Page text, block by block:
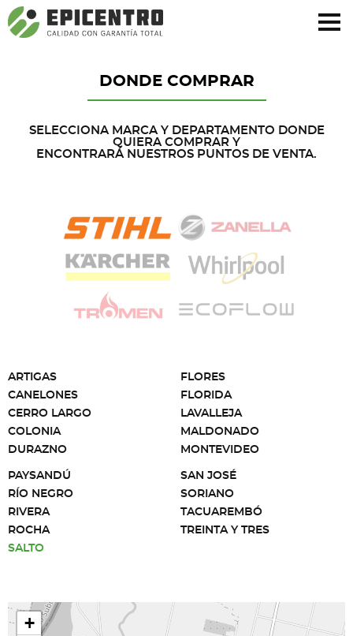
¿Olvidó su contraseña?Regístrese aquí
DONDE COMPRAR
SELECCIONA MARCA Y DEPARTAMENTO DONDE
QUIERA COMPRAR Y
ENCONTRARÁ NUESTROS PUNTOS DE VENTA.
ARTIGAS
CANELONES
CERRO LARGO
COLONIA
DURAZNO
FLORES
FLORIDA
LAVALLEJA
MALDONADO
MONTEVIDEO
PAYSANDÚ
RÍO NEGRO
RIVERA
ROCHA
SALTO
SAN JOSÉ
SORIANO
TACUAREMBÓ
TREINTA Y TRES
+